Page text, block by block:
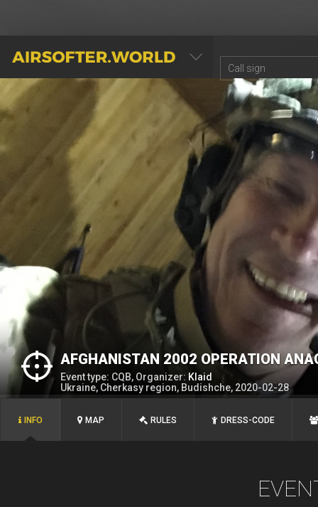
AIRSOFTER.WORLD
AFGHANISTAN 2002 OPERATION
Event type: CQB, Organizer: Klaid
Ukraine, Cherkasy region, Budishche, 2020-02-28
INFO MAP RULES DRESS-CODE